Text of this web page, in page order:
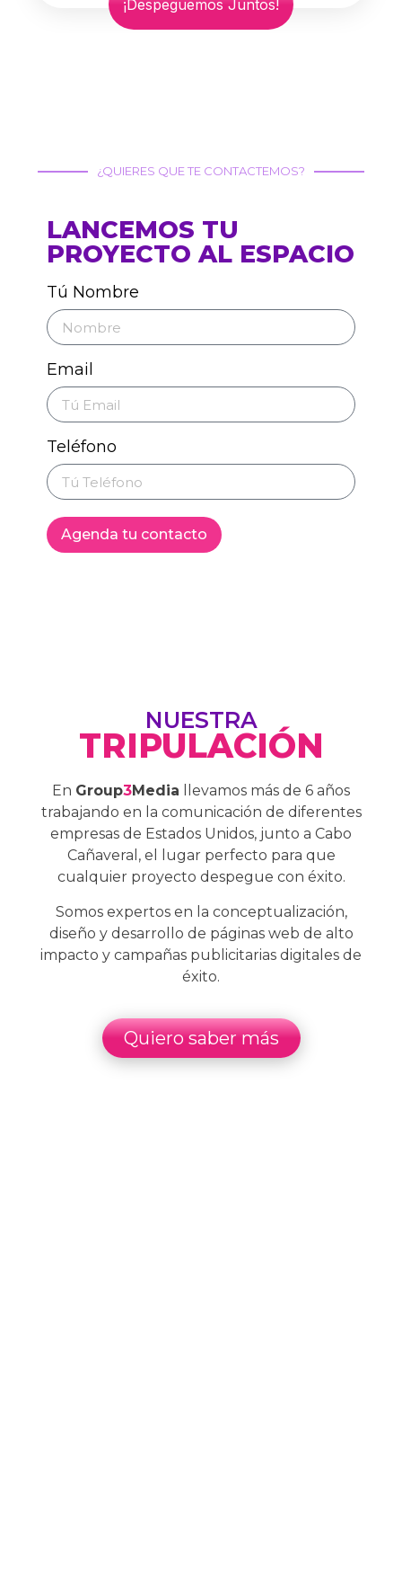
¡Despeguemos Juntos!
¿QUIERES QUE TE CONTACTEMOS?
LANCEMOS TU
PROYECTO AL ESPACIO
Tú Nombre
Email
Teléfono
Agenda tu contacto
NUESTRA
TRIPULACIÓN
En Group3Media llevamos más de 6 años
trabajando en la comunicación de diferentes
empresas de Estados Unidos, junto a Cabo
Cañaveral, el lugar perfecto para que
cualquier proyecto despegue con éxito.
Somos expertos en la conceptualización,
diseño y desarrollo de páginas web de alto
impacto y campañas publicitarias digitales de
éxito.
Quiero saber más